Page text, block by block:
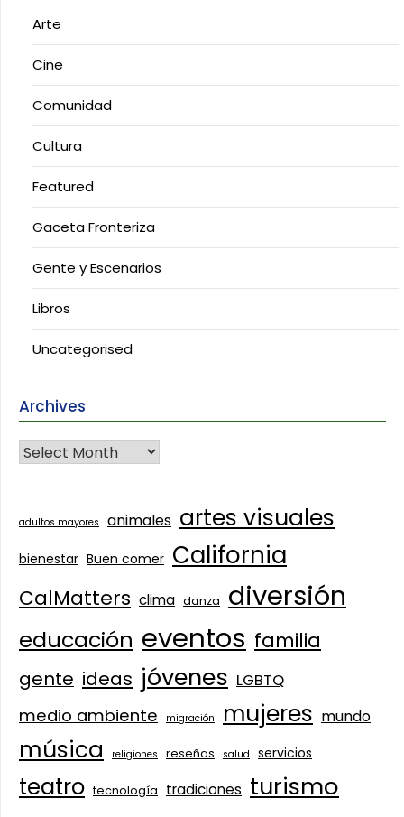
Arte
Cine
Comunidad
Cultura
Featured
Gaceta Fronteriza
Gente y Escenarios
Libros
Uncategorised
Archives
adultos mayores animales artes visuales
bienestar Buen comer California
CalMatters clima danza diversión
educación eventos familia
gente ideas jóvenes LGBTQ
medio ambiente migración mujeres mundo
música religiones reseñas salud servicios
teatro tecnología tradiciones turismo